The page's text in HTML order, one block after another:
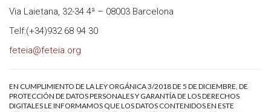
Via Laietana, 32-34 4ª – 08003 Barcelona
Telf:(+34)932 68 94 30
feteia@feteia.org
EN CUMPLIMIENTO DE LA LEY ORGÁNICA 3/2018 DE 5 DE DICIEMBRE, DE
PROTECCIÓN DE DATOS PERSONALES Y GARANTÍA DE LOS DERECHOS
DIGITALES LE INFORMAMOS QUE LOS DATOS CONTENIDOS EN ESTE